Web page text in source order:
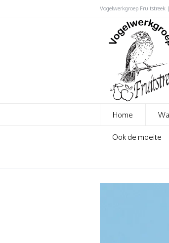
Vogelwerkgroep
Home
Ook de moeite